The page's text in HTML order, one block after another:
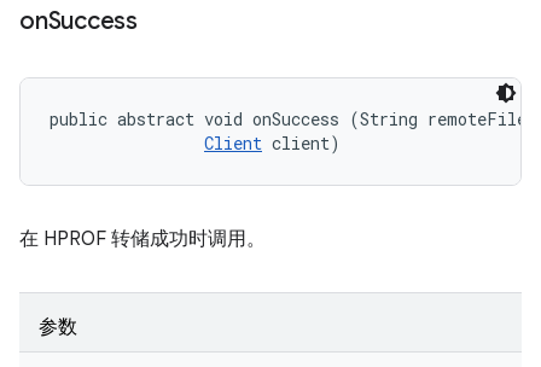
onSuccess
public abstract void onSuccess (String
Client client)
在 HPROF 转储成功时调用。
参数